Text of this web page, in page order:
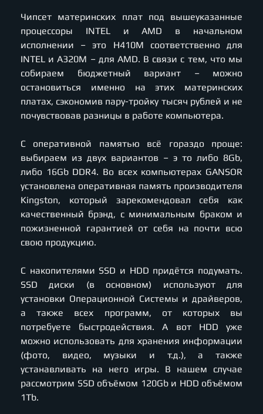
Чипсет материнских плат под вышеуказанные
процессоры INTEL и AMD в начальном
исполнении – это H410M соответственно для
INTEL и A320M – для AMD. В связи с тем, что мы
собираем бюджетный вариант – можно
остановиться именно на этих материнских
платах, сэкономив пару-тройку тысяч рублей и не
почувствовав разницы в работе компьютера.
С оперативной памятью всё гораздо проще:
выбираем из двух вариантов – э то либо 8Gb,
либо 16Gb DDR4. Во всех компьютерах GANSOR
установлена оперативная память производителя
Kingston, который зарекомендовал себя как
качественный брэнд, с минимальным браком и
пожизненной гарантией от себя на почти всю
свою продукцию.
С накопителями SSD и HDD придётся подумать.
SSD диски (в основном) используют для
установки Операционной Системы и драйверов,
а также всех программ, от которых вы
потребуете быстродействия. А вот HDD уже
можно использовать для хранения информации
(фото, видео, музыки и т.д.), а также
устанавливать на него игры. В нашем случае
рассмотрим SSD объёмом 120Gb и HDD объёмом
1Tb.